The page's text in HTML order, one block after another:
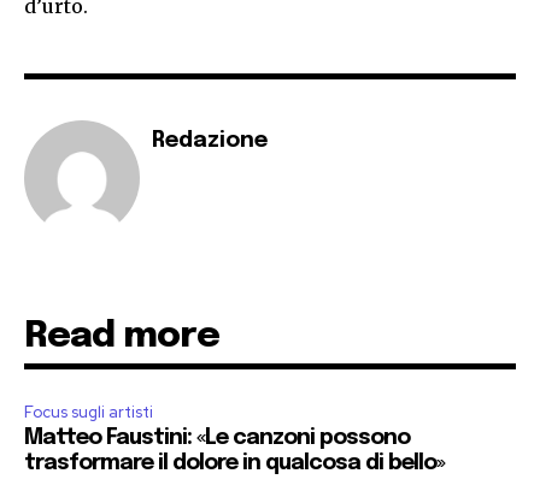
d’urto.
Redazione
Read more
Focus sugli artisti
Matteo Faustini: «Le canzoni possono
trasformare il dolore in qualcosa di bello»